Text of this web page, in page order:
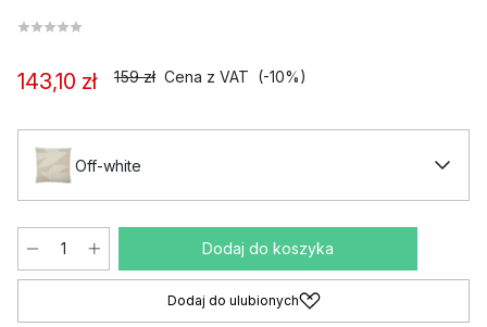
143,10 zł 159 zł Cena z VAT (-10%)
Off-white
Dodaj do koszyka
Dodaj do ulubionych